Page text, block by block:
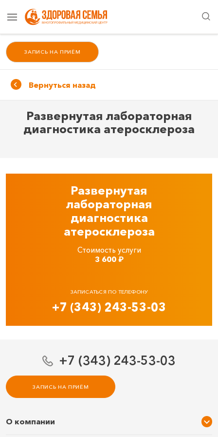
ЗАПИСЬ НА ПРИЁМ
Вернуться назад
Развернутая лабораторная
диагностика атеросклероза
Развернутая
лабораторная
диагностика
атеросклероза
Стоимость услуги
3 600₽
ЗАПИСАТЬСЯ ПО ТЕЛЕФОНУ
+7 (343) 243-53-03
+7 (343) 243-53-03
ЗАПИСЬ НА ПРИЁМ
О компании